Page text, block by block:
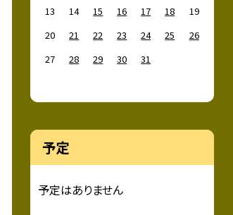
13
14 15 16 17 18
19
20
21 22 23 24 25
26
27
28 29 30 31
予定
予定はありません